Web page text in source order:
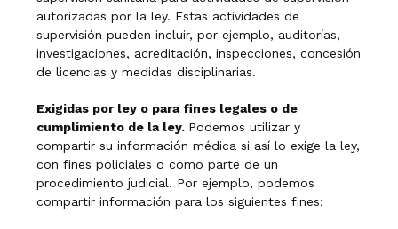
autorizadas por la ley. Estas actividades de
supervisión pueden incluir, por ejemplo, auditorías,
investigaciones, acreditación, inspecciones, concesión
de licencias y medidas disciplinarias.
Exigidas por ley o para fines legales o de
cumplimiento de la ley. Podemos utilizar y
compartir su información médica si así lo exige la ley,
con fines policiales o como parte de un
procedimiento judicial. Por ejemplo, podemos
compartir información para los siguientes fines: